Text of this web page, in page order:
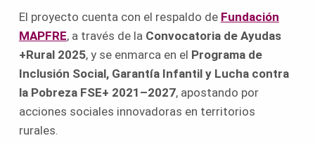
El proyecto cuenta con el respaldo de Fundación
MAPFRE, a través de la Convocatoria de Ayudas
+Rural 2025, y se enmarca en el Programa de
Inclusión Social, Garantía Infantil y Lucha contra
la Pobreza FSE+ 2021–2027, apostando por
acciones sociales innovadoras en territorios
rurales.